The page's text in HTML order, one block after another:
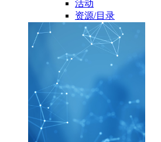
活动
资源/目录